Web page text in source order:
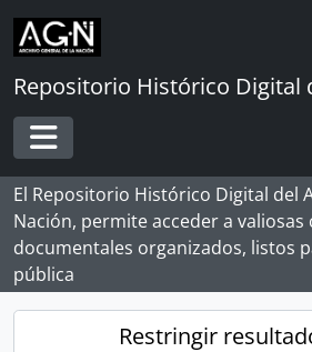
Skip to main content
Repositorio Histórico Digital
Toggle navigation
El Repositorio Histórico Digital del
Nación, permite acceder a
documentales organizados, listos
pública
Restringir